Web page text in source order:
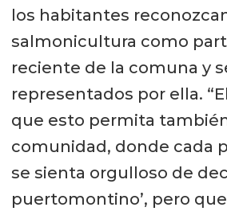
los habitantes
salmonicultura como
reciente de la comuna y
representados por ella.
que esto permita
comunidad, donde cada
se sienta orgulloso de
puertomontino’, pero